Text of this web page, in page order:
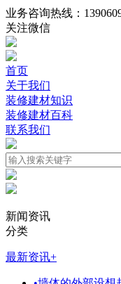
业务咨询热线：
关注微信
首页
关于我们
装修建材知识
装修建材百科
联系我们
新闻资讯
分类
最新资讯+